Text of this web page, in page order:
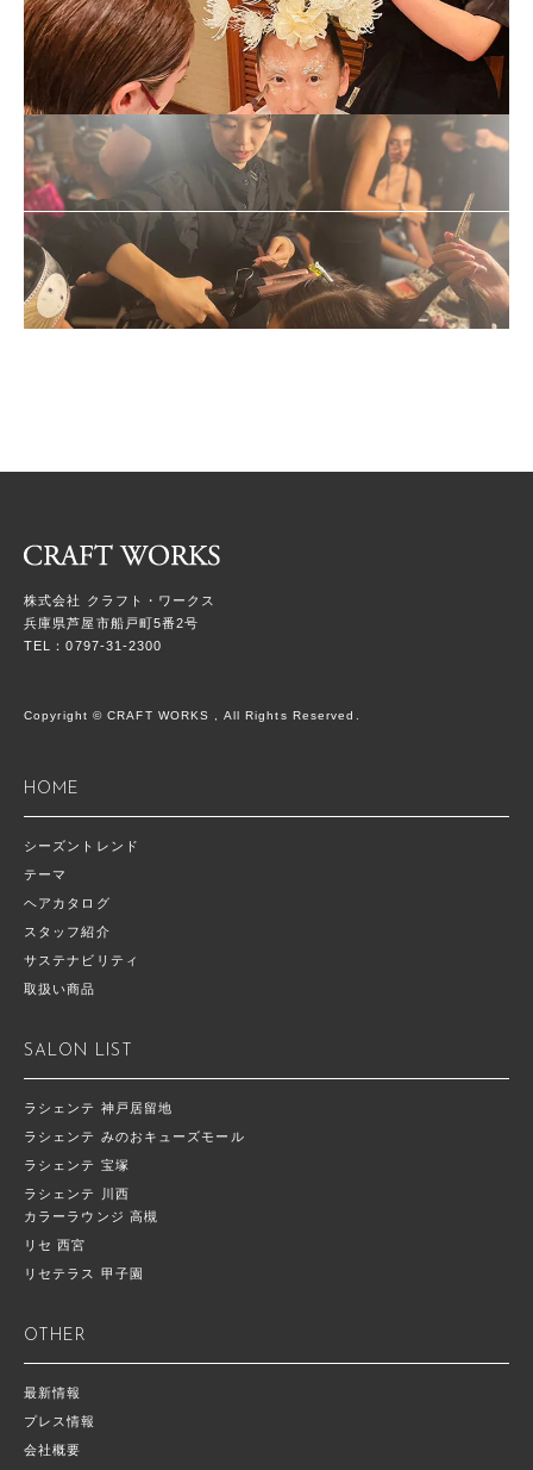
株式会社 クラフト・ワークス
兵庫県芦屋市船戸町5番2号
TEL：0797-31-2300
Copyright © CRAFT WORKS , All Rights Reserved.
HOME
シーズントレンド
テーマ
ヘアカタログ
スタッフ紹介
サステナビリティ
取扱い商品
SALON LIST
ラシェンテ 神戸居留地
ラシェンテ みのおキューズモール
ラシェンテ 宝塚
ラシェンテ 川西
カラーラウンジ 高槻
リセ 西宮
リセテラス 甲子園
OTHER
最新情報
プレス情報
会社概要